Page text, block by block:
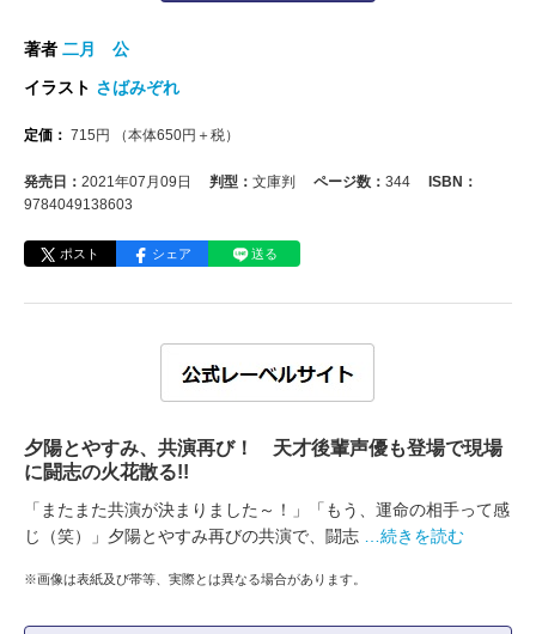
著者 二月 公
イラスト さばみぞれ
定価： 715 円 （本体650円＋税）
発売日： 2021年07月09日 判型： 文庫判 ページ数： 344
ISBN：
9784049138603
ポスト シェア 送る
夕陽とやすみ、共演再び！ 天才後輩声優も登場で現場
に闘志の火花散る!!
「またまた共演が決まりました～！」「もう、運命の相手って感
じ（笑）」夕陽とやすみ再びの共演で、闘志
…続きを読む
※画像は表紙及び帯等、実際とは異なる場合があります。